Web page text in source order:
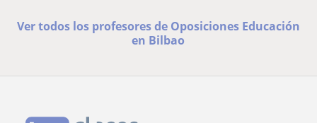
Ver todos los profesores de Oposiciones Educación
en Bilbao